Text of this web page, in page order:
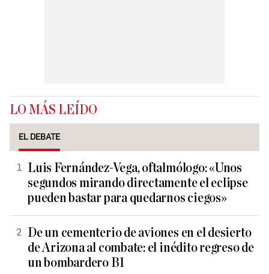
LO MÁS LEÍDO
EL DEBATE
Luis Fernández-Vega, oftalmólogo: «Unos
segundos mirando directamente el eclipse
pueden bastar para quedarnos ciegos»
De un cementerio de aviones en el desierto
de Arizona al combate: el inédito regreso de
un bombardero B1